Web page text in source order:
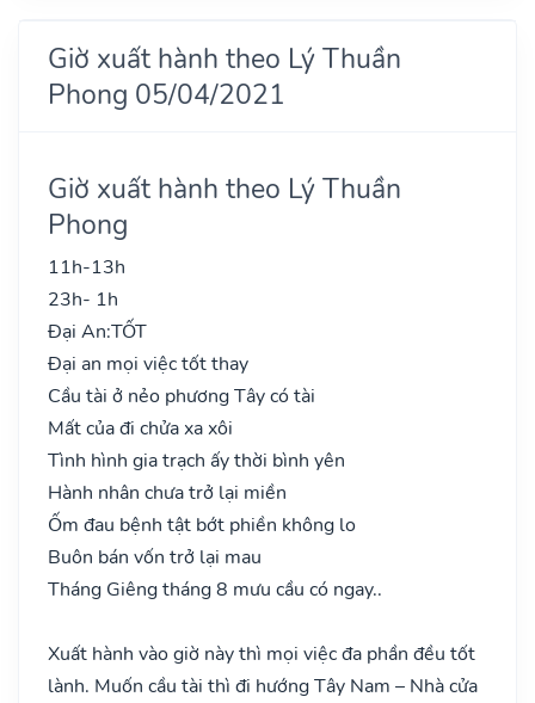
Giờ xuất hành theo Lý Thuần
Phong 05/04/2021
Giờ xuất hành theo Lý Thuần
Phong
11h-13h
23h- 1h
Đại An:TỐT
Đại an mọi việc tốt thay
Cầu tài ở nẻo phương Tây có tài
Mất của đi chửa xa xôi
Tình hình gia trạch ấy thời bình yên
Hành nhân chưa trở lại miền
Ốm đau bệnh tật bớt phiền không lo
Buôn bán vốn trở lại mau
Tháng Giêng tháng 8 mưu cầu có ngay..
Xuất hành vào giờ này thì mọi việc đa phần đều tốt
lành. Muốn cầu tài thì đi hướng Tây Nam – Nhà cửa